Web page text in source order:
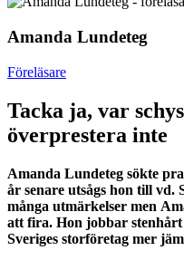
Amanda Lundeteg
Föreläsare
Tacka ja, var
överprestera inte
Amanda Lundeteg sökte
år senare utsågs hon till vd.
många utmärkelser men
att fira. Hon jobbar
Sveriges storföretag mer